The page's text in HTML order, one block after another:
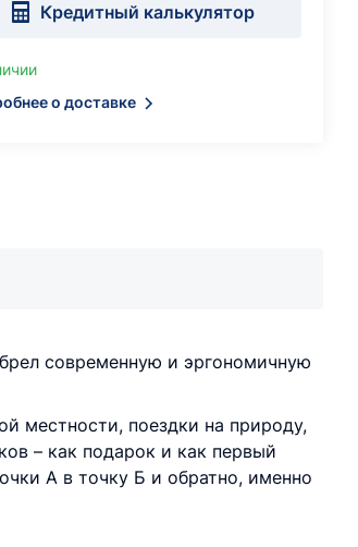
Кредитный калькулятор
о доставке
современную и эргономичную
местности, поездки на природу,
– как подарок и как первый
А в точку Б и обратно, именно